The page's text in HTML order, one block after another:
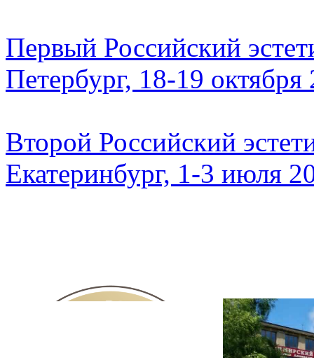
Первый Российский
Петербург, 18-19 октября
Второй Российский
Екатеринбург, 1-3 июля